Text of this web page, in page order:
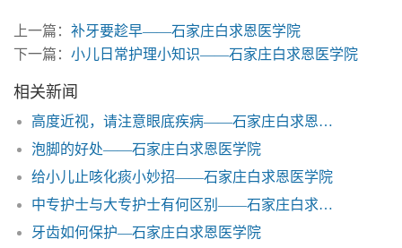
上一篇： 补牙要趁早——石家庄白求恩医学院
下一篇： 小儿日常护理小知识——石家庄白求恩医学院
相关新闻
高度近视，请注意眼底疾病——石家庄白求恩医学院
泡脚的好处——石家庄白求恩医学院
给小儿止咳化痰小妙招——石家庄白求恩医学院
中专护士与大专护士有何区别——石家庄白求恩医学院
牙齿如何保护—石家庄白求恩医学院